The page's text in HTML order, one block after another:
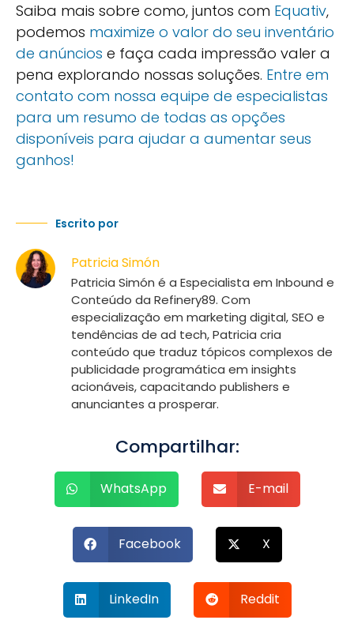
Saiba mais sobre como, juntos com Equativ,
podemos maximize o valor do seu inventário
de anúncios e faça cada impressão valer a
pena explorando nossas soluções. Entre em
contato com nossa equipe de especialistas
para um resumo de todas as opções
disponíveis para ajudar a aumentar seus
ganhos!
Escrito por
Patricia Simón
Patricia Simón é a Especialista em Inbound e
Conteúdo da Refinery89. Com
especialização em marketing digital, SEO e
tendências de ad tech, Patricia cria
conteúdo que traduz tópicos complexos de
publicidade programática em insights
acionáveis, capacitando publishers e
anunciantes a prosperar.
Compartilhar:
WhatsApp E-mail
Facebook X
LinkedIn Reddit